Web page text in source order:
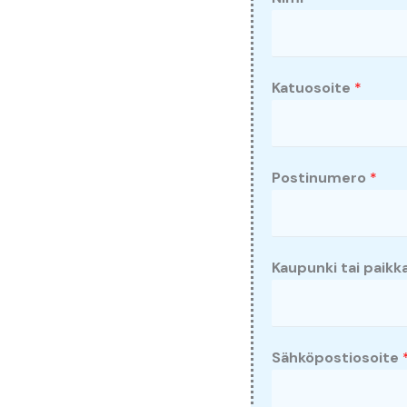
Katuosoite *
Postinumero *
Kaupunki tai
Sähköpostiosoite